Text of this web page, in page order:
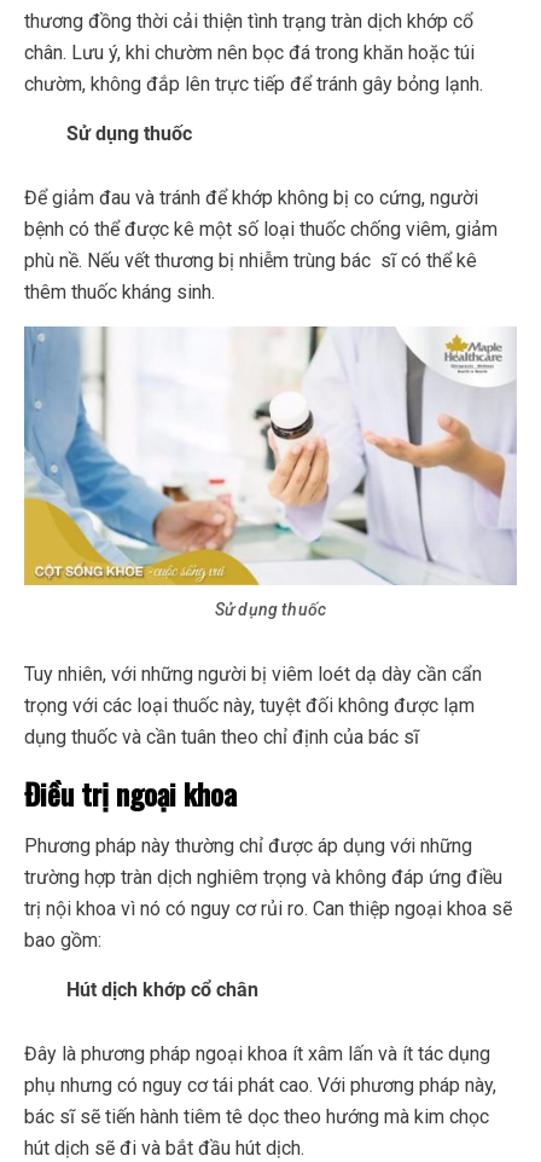
thương đồng thời cải thiện tình trạng tràn dịch khớp cổ
chân. Lưu ý, khi chườm nên bọc đá trong khăn hoặc túi
chườm, không đắp lên trực tiếp để tránh gây bỏng lạnh.
Sử dụng thuốc
Để giảm đau và tránh để khớp không bị co cứng, người
bệnh có thể được kê một số loại thuốc chống viêm, giảm
phù nề. Nếu vết thương bị nhiễm trùng bác sĩ có thể kê
thêm thuốc kháng sinh.
Sử dụng thuốc
Tuy nhiên, với những người bị viêm loét dạ dày cần cẩn
trọng với các loại thuốc này, tuyệt đối không được lạm
dụng thuốc và cần tuân theo chỉ định của bác sĩ
Điều trị ngoại khoa
Phương pháp này thường chỉ được áp dụng với những
trường hợp tràn dịch nghiêm trọng và không đáp ứng điều
trị nội khoa vì nó có nguy cơ rủi ro. Can thiệp ngoại khoa sẽ
bao gồm:
Hút dịch khớp cổ chân
Đây là phương pháp ngoại khoa ít xâm lấn và ít tác dụng
phụ nhưng có nguy cơ tái phát cao. Với phương pháp này,
bác sĩ sẽ tiến hành tiêm tê dọc theo hướng mà kim chọc
hút dịch sẽ đi và bắt đầu hút dịch.